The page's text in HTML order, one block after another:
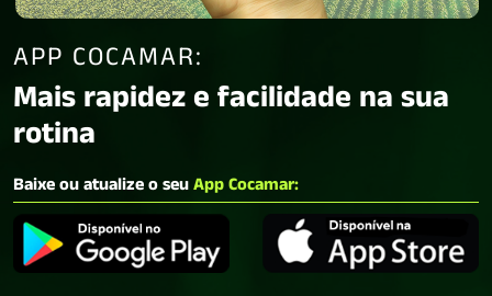
APP COCAMAR:
Mais rapidez e facilidade na sua
rotina
Baixe ou atualize o seuApp Cocamar: